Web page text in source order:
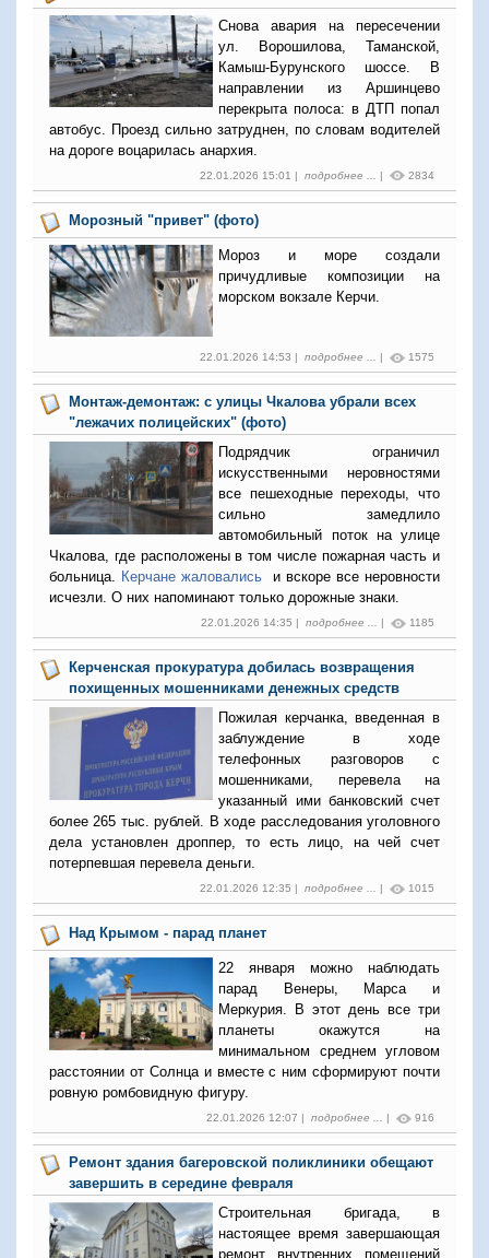
Снова авария на пересечении
ул. Ворошилова, Таманской,
Камыш-Бурунского шоссе. В
направлении из Аршинцево
перекрыта полоса: в ДТП попал
автобус. Проезд сильно затруднен, по словам водителей
на дороге воцарилась анархия.
22.01.2026 15:01 | подробнее ... | 2834
Морозный "привет" (фото)
Мороз и море создали
причудливые композиции на
морском вокзале Керчи.
22.01.2026 14:53 | подробнее ... | 1575
Монтаж-демонтаж: с улицы Чкалова убрали всех
"лежачих полицейских" (фото)
Подрядчик ограничил
искусственными неровностями
все пешеходные переходы, что
сильно замедлило
автомобильный поток на улице
Чкалова, где расположены в том числе пожарная часть и
больница. Керчане жаловались и вскоре все неровности
исчезли. О них напоминают только дорожные знаки.
22.01.2026 14:35 | подробнее ... | 1185
Керченская прокуратура добилась возвращения
похищенных мошенниками денежных средств
Пожилая керчанка, введенная в
заблуждение в ходе
телефонных разговоров с
мошенниками, перевела на
указанный ими банковский счет
более 265 тыс. рублей. В ходе расследования уголовного
дела установлен дроппер, то есть лицо, на чей счет
потерпевшая перевела деньги.
22.01.2026 12:35 | подробнее ... | 1015
Над Крымом - парад планет
22 января можно наблюдать
парад Венеры, Марса и
Меркурия. В этот день все три
планеты окажутся на
минимальном среднем угловом
расстоянии от Солнца и вместе с ним сформируют почти
ровную ромбовидную фигуру.
22.01.2026 12:07 | подробнее ... | 916
Ремонт здания багеровской поликлиники обещают
завершить в середине февраля
Строительная бригада, в
настоящее время завершающая
ремонт внутренних помещений